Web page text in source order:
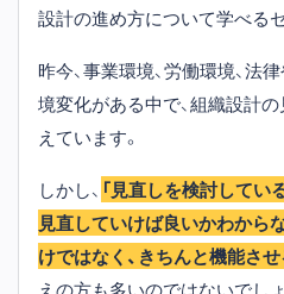
設計の進め方について学べる
昨今、事業環境、労働環境、法
境変化がある中で、組織設計
えています。
しかし、 「見直しを検討してい
見直していけば良いかわから
けではなく、きちんと機能さ